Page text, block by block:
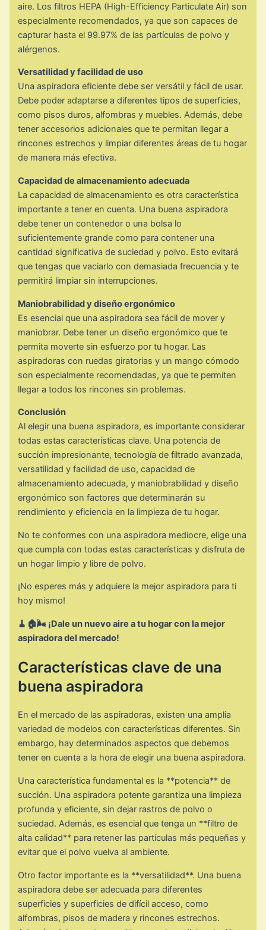
aire. Los filtros HEPA (High-Efficiency Particulate Air) son
especialmente recomendados, ya que son capaces de
capturar hasta el 99.97% de las partículas de polvo y
alérgenos.
Versatilidad y facilidad de uso
Una aspiradora eficiente debe ser versátil y fácil de usar.
Debe poder adaptarse a diferentes tipos de superficies,
como pisos duros, alfombras y muebles. Además, debe
tener accesorios adicionales que te permitan llegar a
rincones estrechos y limpiar diferentes áreas de tu hogar
de manera más efectiva.
Capacidad de almacenamiento adecuada
La capacidad de almacenamiento es otra característica
importante a tener en cuenta. Una buena aspiradora
debe tener un contenedor o una bolsa lo
suficientemente grande como para contener una
cantidad significativa de suciedad y polvo. Esto evitará
que tengas que vaciarlo con demasiada frecuencia y te
permitirá limpiar sin interrupciones.
Maniobrabilidad y diseño ergonómico
Es esencial que una aspiradora sea fácil de mover y
maniobrar. Debe tener un diseño ergonómico que te
permita moverte sin esfuerzo por tu hogar. Las
aspiradoras con ruedas giratorias y un mango cómodo
son especialmente recomendadas, ya que te permiten
llegar a todos los rincones sin problemas.
Conclusión
Al elegir una buena aspiradora, es importante considerar
todas estas características clave. Una potencia de
succión impresionante, tecnología de filtrado avanzada,
versatilidad y facilidad de uso, capacidad de
almacenamiento adecuada, y maniobrabilidad y diseño
ergonómico son factores que determinarán su
rendimiento y eficiencia en la limpieza de tu hogar.
No te conformes con una aspiradora mediocre, elige una
que cumpla con todas estas características y disfruta de
un hogar limpio y libre de polvo.
¡No esperes más y adquiere la mejor aspiradora para ti
hoy mismo!
🧹🏠🌬️ ¡Dale un nuevo aire a tu hogar con la mejor
aspiradora del mercado!
Características clave de una
buena aspiradora
En el mercado de las aspiradoras, existen una amplia
variedad de modelos con características diferentes. Sin
embargo, hay determinados aspectos que debemos
tener en cuenta a la hora de elegir una buena aspiradora.
Una característica fundamental es la **potencia** de
succión. Una aspiradora potente garantiza una limpieza
profunda y eficiente, sin dejar rastros de polvo o
suciedad. Además, es esencial que tenga un **filtro de
alta calidad** para retener las partículas más pequeñas y
evitar que el polvo vuelva al ambiente.
Otro factor importante es la **versatilidad**. Una buena
aspiradora debe ser adecuada para diferentes
superficies y superficies de difícil acceso, como
alfombras, pisos de madera y rincones estrechos.